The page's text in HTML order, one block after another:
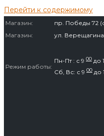
Перейти к содержимому
Магазин: пр. Победы 72
Магазин:
ул. Верещагина
Режим работы:
Пн-Пт : с 9 00 до
Сб, Вс: с 9 00 до